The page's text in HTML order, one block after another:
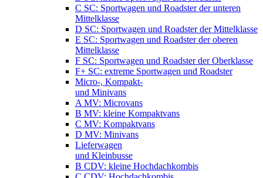
C SC: Sportwagen und Roadster der unteren
Mittelklasse
D SC: Sportwagen und Roadster der Mittelklasse
E SC: Sportwagen und Roadster der oberen
Mittelklasse
F SC: Sportwagen und Roadster der Oberklasse
F+ SC: extreme Sportwagen und Roadster
Micro-, Kompakt-
und Minivans
A MV: Microvans
B MV: kleine Kompaktvans
C MV: Kompaktvans
D MV: Minivans
Lieferwagen
und Kleinbusse
B CDV: kleine Hochdachkombis